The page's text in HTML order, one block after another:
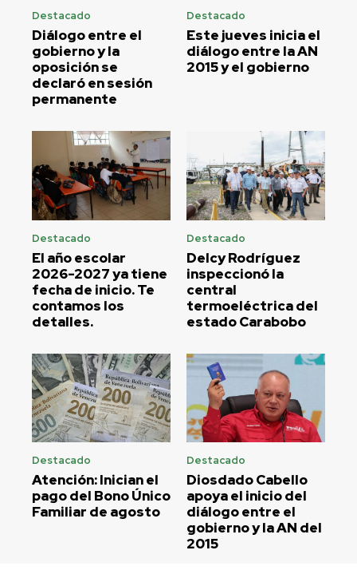
Destacado
Diálogo entre el
gobierno y la
oposición se
declaró en sesión
permanente
Destacado
Este jueves inicia el
diálogo entre la AN
2015 y el gobierno
Destacado
El año escolar
2026-2027 ya tiene
fecha de inicio. Te
contamos los
detalles.
Destacado
Delcy Rodríguez
inspeccionó la
central
termoeléctrica del
estado Carabobo
Destacado
Atención: Inician el
pago del Bono Único
Familiar de agosto
Destacado
Diosdado Cabello
apoya el inicio del
diálogo entre el
gobierno y la AN del
2015